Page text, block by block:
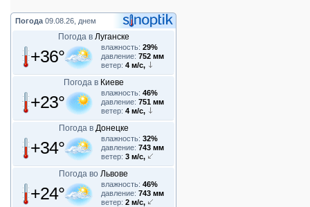
Погода 09.08.26, днем
Погода в Луганске
+36° влажность: 29%
давление: 752 мм
ветер: 4 м/с,
Погода в Киеве
+23° влажность: 46%
давление: 751 мм
ветер: 4 м/с,
Погода в Донецке
+34° влажность: 32%
давление: 743 мм
ветер: 3 м/с,
Погода во Львове
+24° влажность: 46%
давление: 743 мм
ветер: 2 м/с,